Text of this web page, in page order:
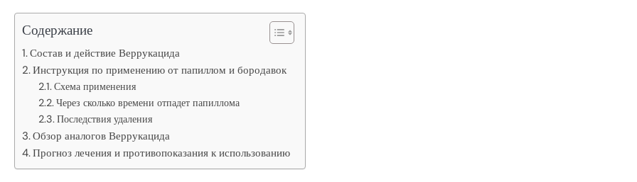
Содержание
Состав и действие Веррукацида
Инструкция по применению от папиллом и бородавок
Схема применения
Через сколько времени отпадет папиллома
Последствия удаления
Обзор аналогов Веррукацида
Прогноз лечения и противопоказания к использованию